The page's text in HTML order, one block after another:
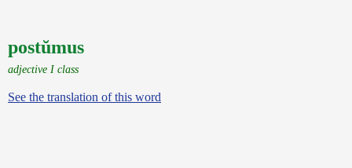
postŭmus
adjective I class
See the translation of this word